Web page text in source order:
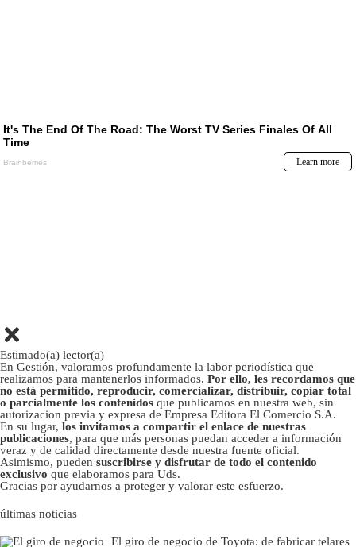
Estimado(a) lector(a)
En Gestión, valoramos profundamente la labor periodística que
realizamos para mantenerlos informados. Por ello, les recordamos que
no está permitido, reproducir, comercializar, distribuir, copiar total
o parcialmente los contenidos que publicamos en nuestra web, sin
autorizacion previa y expresa de Empresa Editora El Comercio S.A.
En su lugar, los invitamos a compartir el enlace de nuestras
publicaciones, para que más personas puedan acceder a información
veraz y de calidad directamente desde nuestra fuente oficial.
Asimismo, pueden suscribirse y disfrutar de todo el contenido
exclusivo que elaboramos para Uds.
Gracias por ayudarnos a proteger y valorar este esfuerzo.
últimas noticias
El giro de negocio de Toyota: de fabricar telares